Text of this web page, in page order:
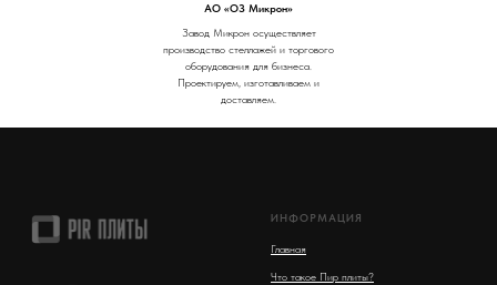
АО «ОЗ Микрон»
Завод Микрон осуществляет
производство стеллажей и торгового
оборудования для бизнеса.
Проектируем, изготавливаем и
доставляем.
ИНФОРМАЦИЯ
Главная
Что такое Пир плиты?